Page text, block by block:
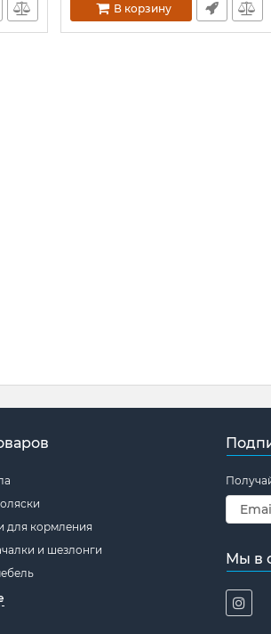
В корзину
для кормления
и шезлонги
Мы в